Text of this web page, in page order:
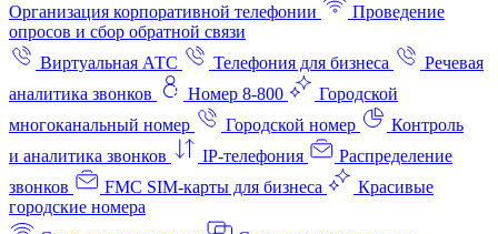
Организация корпоративной телефонии
Проведение
опросов и сбор обратной связи
Виртуальная АТС
Телефония для бизнеса
Речевая
аналитика звонков
Номер 8-800
Городской
многоканальный номер
Городской номер
Контроль
и аналитика звонков
IP-телефония
Распределение
звонков
FMC SIM-карты для бизнеса
Красивые
городские номера